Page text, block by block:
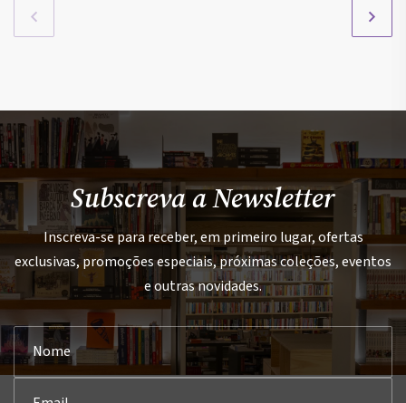
Subscreva a Newsletter
Inscreva-se para receber, em primeiro lugar, ofertas
exclusivas, promoções especiais, próximas coleções, eventos
e outras novidades.